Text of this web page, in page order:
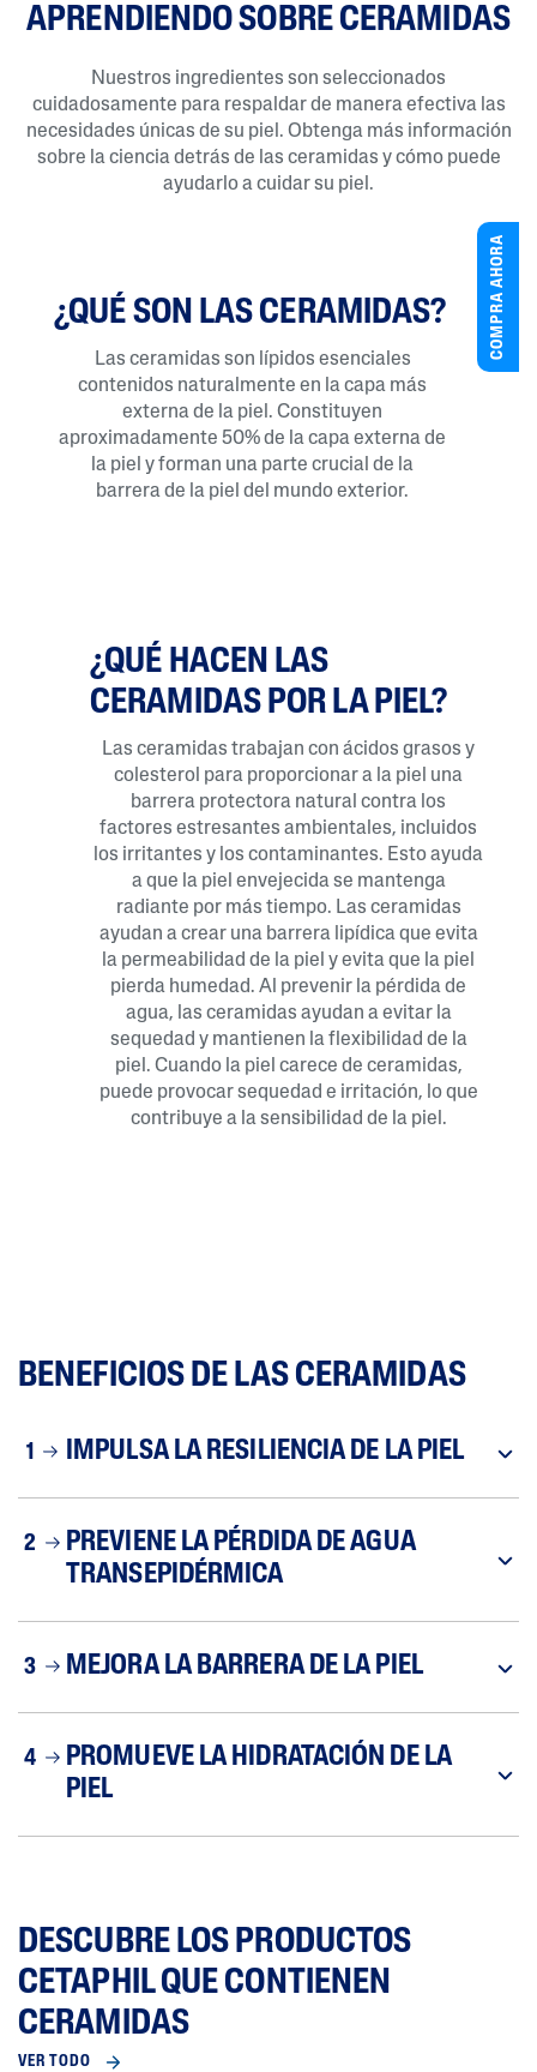
APRENDIENDO SOBRE CERAMIDAS
Nuestros ingredientes son seleccionados
cuidadosamente para respaldar de manera efectiva las
necesidades únicas de su piel. Obtenga más información
sobre la ciencia detrás de las ceramidas y cómo puede
ayudarlo a cuidar su piel.
¿QUÉ SON LAS CERAMIDAS?
Las ceramidas son lípidos esenciales
contenidos naturalmente en la capa más
externa de la piel. Constituyen
aproximadamente 50% de la capa externa de
la piel y forman una parte crucial de la
barrera de la piel del mundo exterior.
¿QUÉ HACEN LAS
CERAMIDAS POR LA PIEL?
Las ceramidas trabajan con ácidos grasos y
colesterol para proporcionar a la piel una
barrera protectora natural contra los
factores estresantes ambientales, incluidos
los irritantes y los contaminantes. Esto ayuda
a que la piel envejecida se mantenga
radiante por más tiempo. Las ceramidas
ayudan a crear una barrera lipídica que evita
la permeabilidad de la piel y evita que la piel
pierda humedad. Al prevenir la pérdida de
agua, las ceramidas ayudan a evitar la
sequedad y mantienen la flexibilidad de la
piel. Cuando la piel carece de ceramidas,
puede provocar sequedad e irritación, lo que
contribuye a la sensibilidad de la piel.
BENEFICIOS DE LAS CERAMIDAS
1 IMPULSA LA RESILIENCIA DE LA PIEL
2
PREVIENE LA PÉRDIDA DE AGUA
TRANSEPIDÉRMICA
3 MEJORA LA BARRERA DE LA PIEL
4
PROMUEVE LA HIDRATACIÓN DE LA
PIEL
DESCUBRE LOS PRODUCTOS
CETAPHIL QUE CONTIENEN
CERAMIDAS
VER TODO
COMPRA AHORA